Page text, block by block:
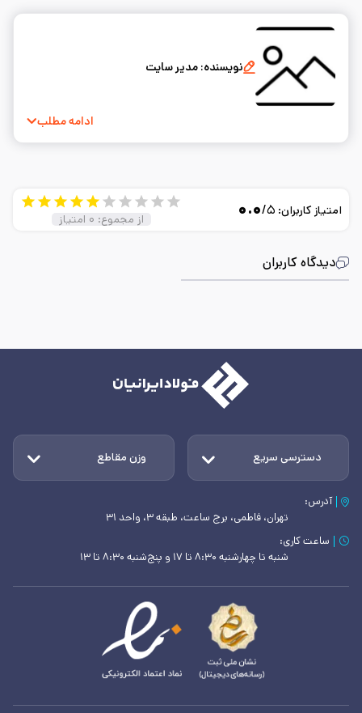
نویسنده: مدیر سایت
ادامه مطلب
دیدگاه کاربران
امتیاز کاربران: ۰.۰/۵
از مجموع: ۰ امتیاز
دسترسی سریع وزن مقاطع
آدرس:
تهران، فاطمی، برج ساعت، طبقه ۳، واحد ۳۱
ساعت کاری:
شنبه تا چهارشنبه ۸:۳۰ تا ۱۷ و پنج‌شنبه ۸:۳۰ تا ۱۳